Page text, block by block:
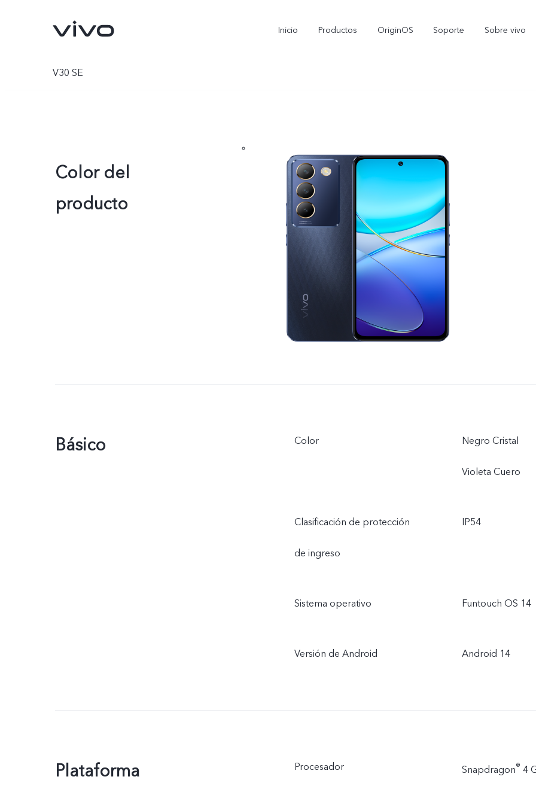
Inicio Productos OriginOS Soporte Sobre vivo
X300 Pro nuevo Y11d
V30 SE
Color del
producto
Básico Color Negro Cristal
Violeta Cuero
Clasificación de protección
de ingreso
IP54
Sistema operativo Funtouch OS 14
Versión de Android Android 14
Plataforma Procesador Snapdragon® 4